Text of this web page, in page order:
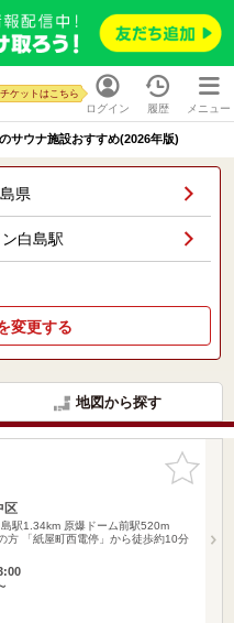
ログイン
ケットはこちら
履歴 メニュー
サウナ施設おすすめ(2026年版)
県
白島駅
変更する
地図から探す
お気に入
りに追加
区
駅1.34km 原爆ドーム前駅520m
方 「紙屋町西電停」から徒歩約10分